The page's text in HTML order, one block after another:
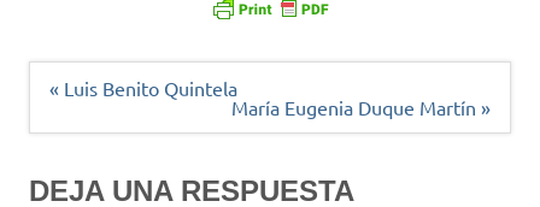
Navegación
« Luis Benito Quintela
María Eugenia Duque Martín »
DEJA UNA RESPUESTA